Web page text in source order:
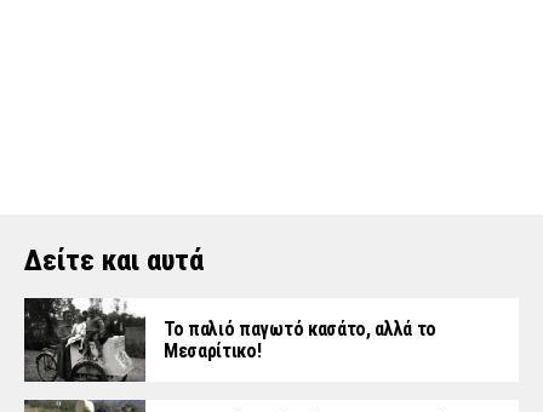
Δείτε και αυτά
Το παλιό παγωτό κασάτο, αλλά το
Μεσαρίτικο!